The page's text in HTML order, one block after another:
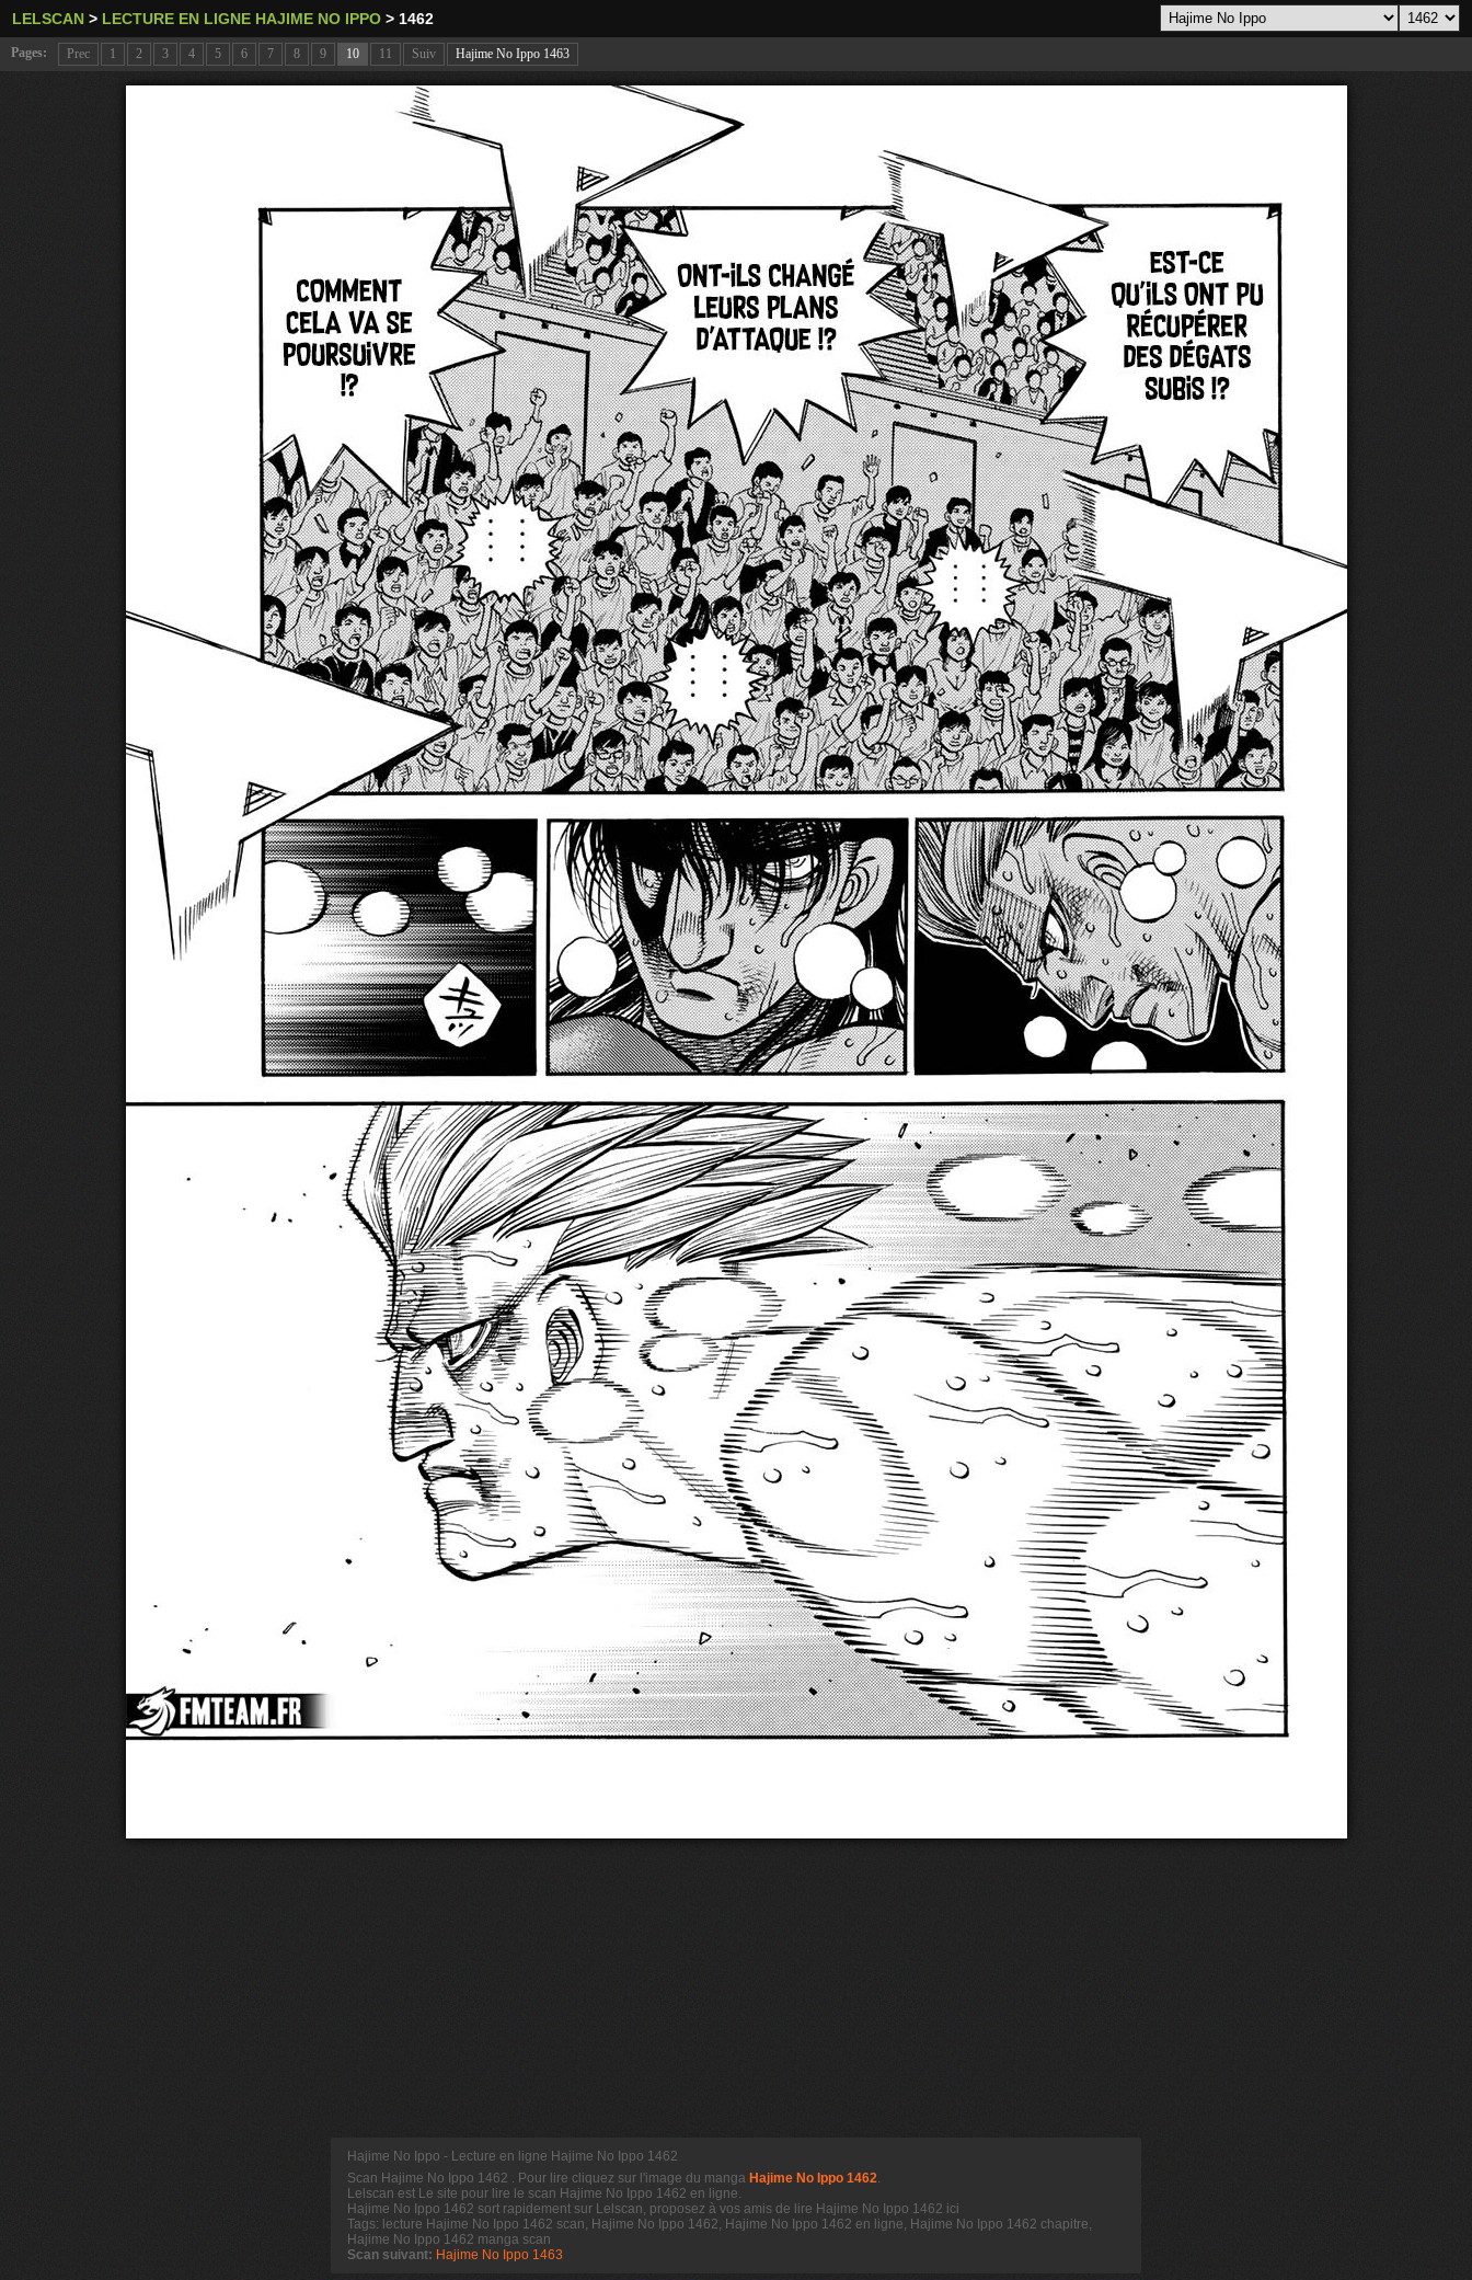
LELSCAN > LECTURE EN LIGNE HAJIME NO IPPO > 1462
Pages: Prec 1 2 3 4 5 6 7 8 9 10 11 Suiv Hajime No Ippo 1463
Hajime No Ippo - Lecture en ligne Hajime No Ippo 1462
Scan Hajime No Ippo 1462 . Pour lire cliquez sur l'image du manga Hajime No Ippo 1462.
Lelscan est Le site pour lire le scan Hajime No Ippo 1462 en ligne.
Hajime No Ippo 1462 sort rapidement sur Lelscan, proposez à vos amis de lire Hajime No Ippo 1462 ici
Tags: lecture Hajime No Ippo 1462 scan, Hajime No Ippo 1462, Hajime No Ippo 1462 en ligne, Hajime No Ippo 1462 chapitre,
Hajime No Ippo 1462 manga scan
Scan suivant: Hajime No Ippo 1463